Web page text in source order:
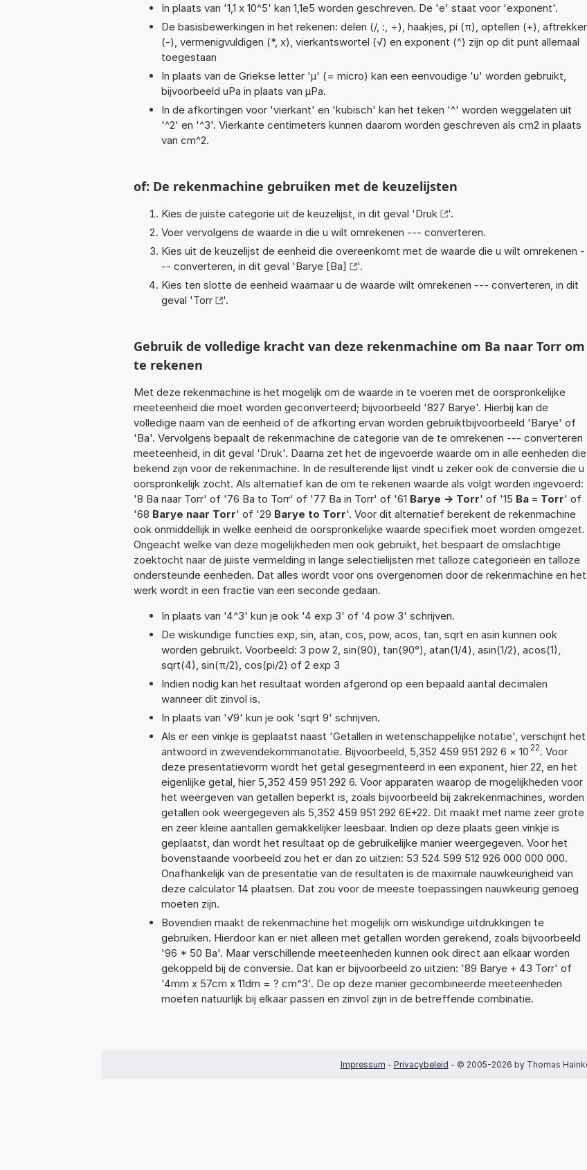
In plaats van '1,1 x 10^5' kan 1,1e5 worden geschreven. De 'e' staat voor 'exponent'.
De basisbewerkingen in het rekenen: delen (/, :, ÷), haakjes, pi (π), optellen (+),
(-), vermenigvuldigen (*, x), vierkantswortel (√) en exponent (^) zijn op dit punt allemaal
toegestaan
In plaats van de Griekse letter 'µ' (= micro) kan een eenvoudige 'u' worden gebruikt,
bijvoorbeeld uPa in plaats van µPa.
In de afkortingen voor 'vierkant' en 'kubisch' kan het teken '^' worden weggelaten uit
'^2' en '^3'. Vierkante centimeters kunnen daarom worden geschreven als cm2 in plaats
van cm^2.
of: De rekenmachine gebruiken met de keuzelijsten
Kies de juiste categorie uit de keuzelijst, in dit geval 'Druk
'.
Voer vervolgens de waarde in die u wilt omrekenen --- converteren.
Kies uit de keuzelijst de eenheid die overeenkomt met de waarde die u wilt omrekenen -
-- converteren, in dit geval 'Barye [Ba]
'.
Kies ten slotte de eenheid waarnaar u de waarde wilt omrekenen --- converteren, in dit
geval 'Torr '.
Gebruik de volledige kracht van deze rekenmachine om Ba naar Torr om
te rekenen
Met deze rekenmachine is het mogelijk om de waarde in te voeren met de oorspronkelijke
meeteenheid die moet worden geconverteerd; bijvoorbeeld '827 Barye'. Hierbij kan de
volledige naam van de eenheid of de afkorting ervan worden gebruiktbijvoorbeeld 'Barye' of
'Ba'. Vervolgens bepaalt de rekenmachine de categorie van de te omrekenen --- converteren
meeteenheid, in dit geval 'Druk'. Daarna zet het de ingevoerde waarde om in alle eenheden die
bekend zijn voor de rekenmachine. In de resulterende lijst vindt u zeker ook de conversie die u
oorspronkelijk zocht. Als alternatief kan de om te rekenen waarde als volgt worden ingevoerd:
'8 Ba naar Torr' of '76 Ba to Torr' of '77 Ba in Torr' of '61 Barye -> Torr' of '15 Ba = Torr' of
'68 Barye naar Torr' of '29 Barye to Torr'. Voor dit alternatief berekent de rekenmachine
ook onmiddellijk in welke eenheid de oorspronkelijke waarde specifiek moet worden omgezet.
Ongeacht welke van deze mogelijkheden men ook gebruikt, het bespaart de omslachtige
zoektocht naar de juiste vermelding in lange selectielijsten met talloze categorieën en talloze
ondersteunde eenheden. Dat alles wordt voor ons overgenomen door de rekenmachine en het
werk wordt in een fractie van een seconde gedaan.
In plaats van '4^3' kun je ook '4 exp 3' of '4 pow 3' schrijven.
De wiskundige functies exp, sin, atan, cos, pow, acos, tan, sqrt en asin kunnen ook
worden gebruikt. Voorbeeld: 3 pow 2, sin(90), tan(90°), atan(1/4), asin(1/2), acos(1),
sqrt(4), sin(π/2), cos(pi/2) of 2 exp 3
Indien nodig kan het resultaat worden afgerond op een bepaald aantal decimalen
wanneer dit zinvol is.
In plaats van '√9' kun je ook 'sqrt 9' schrijven.
Als er een vinkje is geplaatst naast 'Getallen in wetenschappelijke notatie', verschijnt het
antwoord in zwevendekommanotatie. Bijvoorbeeld, 5,352 459 951 292 6 × 10 22. Voor
deze presentatievorm wordt het getal gesegmenteerd in een exponent, hier 22, en het
eigenlijke getal, hier 5,352 459 951 292 6. Voor apparaten waarop de mogelijkheden voor
het weergeven van getallen beperkt is, zoals bijvoorbeeld bij zakrekenmachines, worden
getallen ook weergegeven als 5,352 459 951 292 6E+22. Dit maakt met name zeer grote
en zeer kleine aantallen gemakkelijker leesbaar. Indien op deze plaats geen vinkje is
geplaatst, dan wordt het resultaat op de gebruikelijke manier weergegeven. Voor het
bovenstaande voorbeeld zou het er dan zo uitzien: 53 524 599 512 926 000 000 000.
Onafhankelijk van de presentatie van de resultaten is de maximale nauwkeurigheid van
deze calculator 14 plaatsen. Dat zou voor de meeste toepassingen nauwkeurig genoeg
moeten zijn.
Bovendien maakt de rekenmachine het mogelijk om wiskundige uitdrukkingen te
gebruiken. Hierdoor kan er niet alleen met getallen worden gerekend, zoals bijvoorbeeld
'96 * 50 Ba'. Maar verschillende meeteenheden kunnen ook direct aan elkaar worden
gekoppeld bij de conversie. Dat kan er bijvoorbeeld zo uitzien: '89 Barye + 43 Torr' of
'4mm x 57cm x 11dm = ? cm^3'. De op deze manier gecombineerde meeteenheden
moeten natuurlijk bij elkaar passen en zinvol zijn in de betreffende combinatie.
Impressum - Privacybeleid - © 2005-2026 by Thomas